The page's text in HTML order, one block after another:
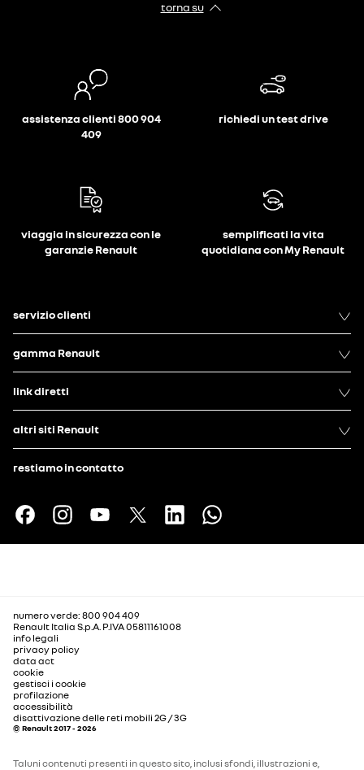
torna su
assistenza clienti 800 904
409
richiedi un test drive
viaggia in sicurezza con le
garanzie Renault
semplificati la vita
quotidiana con My Renault
servizio clienti
gamma Renault
link diretti
altri siti Renault
restiamo in contatto
numero verde: 800 904 409
Renault Italia S.p.A. P.IVA 05811161008
info legali
privacy policy
data act
cookie
gestisci i cookie
profilazione
accessibilità
disattivazione delle reti mobili 2G / 3G
© Renault 2017 - 2026
Taluni contenuti presenti in questo sito, inclusi sfondi, illustrazioni e,